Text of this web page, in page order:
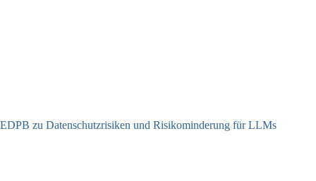
EDPB zu Datenschutzrisiken und Risikominderung für LLMs